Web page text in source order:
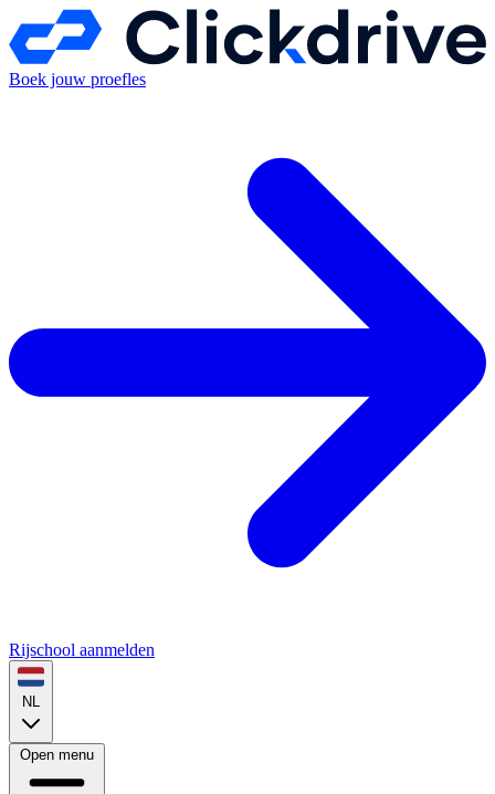
Boek jouw proefles
Rijschool aanmelden
NL
Open menu